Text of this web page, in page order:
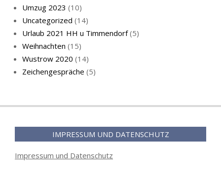
KatzenFenster
Umzug 2023 (10)
Uncategorized (14)
Urlaub 2021 HH u Timmendorf(5)
Weihnachten (15)
Wustrow 2020 (14)
Zeichengespräche (5)
IMPRESSUM UND DATENSCHUTZ
Impressum und Datenschutz